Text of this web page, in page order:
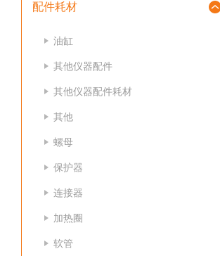
配件耗材
油缸
其他仪器配件
其他仪器配件耗材
其他
螺母
保护器
连接器
加热圈
软管